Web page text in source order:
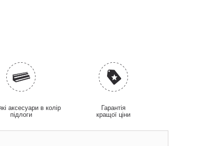
аксесуари в колір
підлоги
Гарантія
кращої ціни